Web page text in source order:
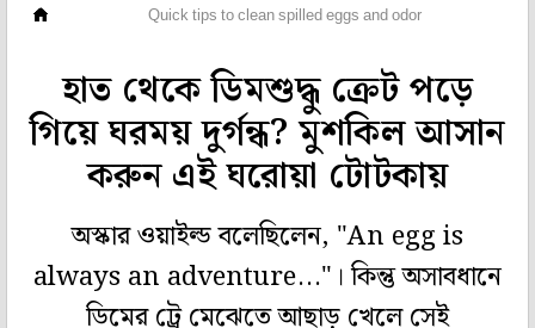
Quick tips to clean spilled eggs and odor
হাত থেকে ডিমশুদ্ধু ক্রেট পড়ে
গিয়ে ঘরময় দুর্গন্ধ? মুশকিল আসান
করুন এই ঘরোয়া টোটকায়
অস্কার ওয়াইল্ড বলেছিলেন, "An egg is
always an adventure..."। কিন্তু অসাবধানে
ডিমের ট্রে মেঝেতে আছাড় খেলে সেই